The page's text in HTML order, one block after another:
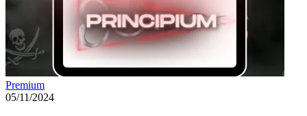
Premium
05/11/2024